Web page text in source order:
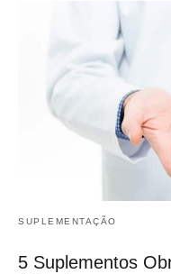
SUPLEMENTAÇÃO
5 Suplementos